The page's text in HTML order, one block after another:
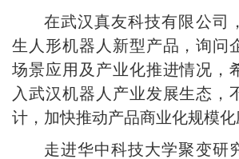
在武汉真友科技有限公司
生人形机器人新型产品，询问
场景应用及产业化推进情况，
入武汉机器人产业发展生态，
计，加快推动产品商业化规模化
走进华中科技大学聚变研